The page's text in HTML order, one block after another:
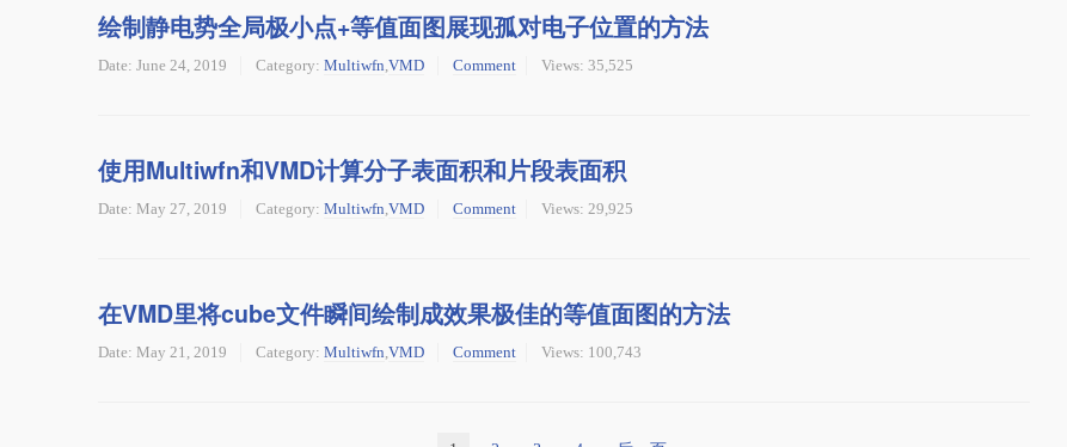
绘制静电势全局极小点+等值面图展现孤对电子位置的方法
Date: June 24, 2019 Category: Multiwfn VMD Comment Views: 35,525
使用Multiwfn和VMD计算分子表面积和片段表面积
Date: May 27, 2019 Category: Multiwfn VMD Comment Views: 29,925
在VMD里将cube文件瞬间绘制成效果极佳的等值面图的方法
Date: May 21, 2019 Category: Multiwfn VMD Comment Views: 100,743